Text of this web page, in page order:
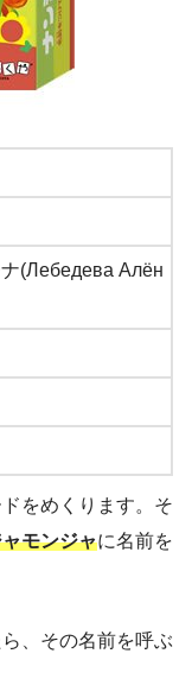
(Лебедева Алён
をめくります。そ
モンジャに名前を
、その名前を呼ぶ